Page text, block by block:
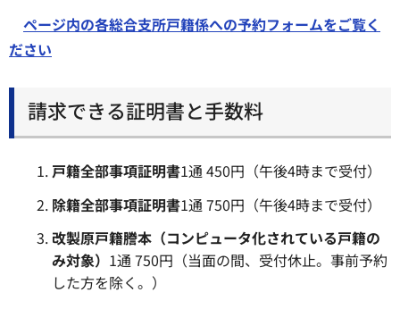
ページ内の各総合支所戸籍係への予約フォームをご覧く
ださい
請求できる証明書と手数料
戸籍全部事項証明書1通 450円（午後4時まで受付）
除籍全部事項証明書1通 750円（午後4時まで受付）
改製原戸籍謄本（コンピュータ化されている戸籍の
み対象） 1通 750円（当面の間、受付休止。事前予約
した方を除く。）